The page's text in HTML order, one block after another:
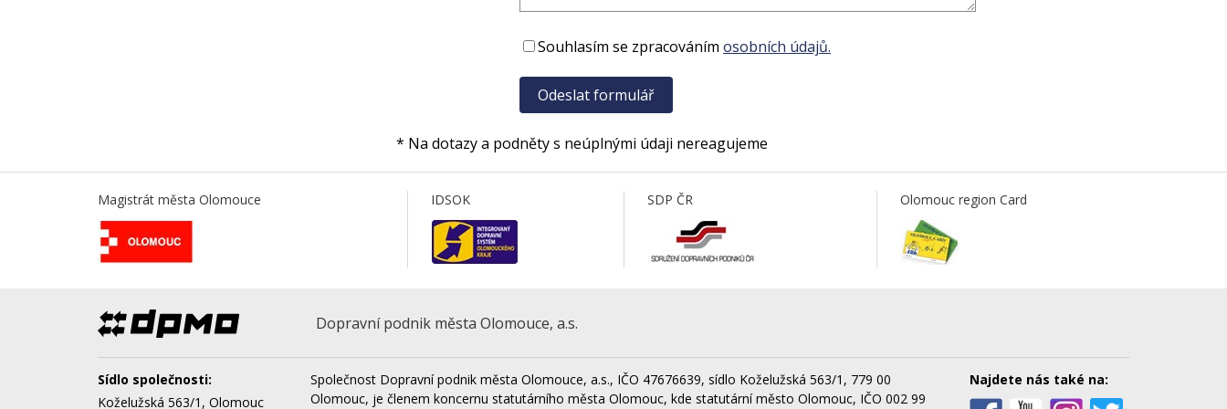
Souhlasím se zpracováním osobních údajů.
* Na dotazy a podněty s neúplnými údaji nereagujeme
Magistrát města Olomouce IDSOK SDP ČR Olomouc region Card
Dopravní podnik města Olomouce, a.s.
Sídlo společnosti:
Koželužská 563/1, Olomouc
Společnost Dopravní podnik města Olomouce, a.s., IČO 47676639, sídlo Koželužská 563/1, 779 00
Olomouc, je členem koncernu statutárního města Olomouc, kde statutární město Olomouc, IČO 002 99
Najdete nás také na: